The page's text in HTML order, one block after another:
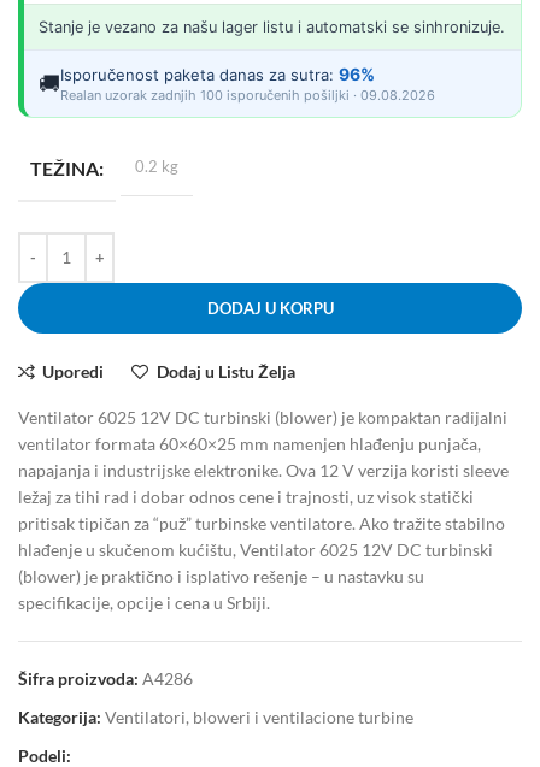
Stanje je vezano za našu lager listu i automatski se sinhronizuje.
🚚Isporučenost paketa danas za sutra: 96%
Realan uzorak zadnjih 100 isporučenih pošiljki · 09.08.2026
TEŽINA 0.2 kg
DODAJ U KORPU
Uporedi Dodaj u Listu Želja
Ventilator 6025 12V DC turbinski (blower) je kompaktan radijalni
ventilator formata 60×60×25 mm namenjen hlađenju punjača,
napajanja i industrijske elektronike. Ova 12 V verzija koristi sleeve
ležaj za tihi rad i dobar odnos cene i trajnosti, uz visok statički
pritisak tipičan za “puž” turbinske ventilatore. Ako tražite stabilno
hlađenje u skučenom kućištu, Ventilator 6025 12V DC turbinski
(blower) je praktično i isplativo rešenje – u nastavku su
specifikacije, opcije i cena u Srbiji.
Šifra proizvoda: A4286
Kategorija: Ventilatori, bloweri i ventilacione turbine
Podeli: